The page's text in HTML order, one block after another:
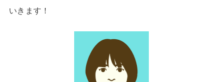
いきます！